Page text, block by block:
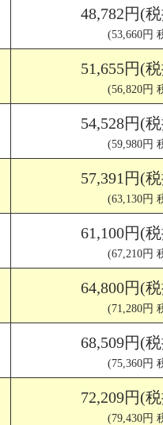
48,782円(
(53,660円
51,655円(
(56,820円
54,528円(
(59,980円
57,391円(
(63,130円
61,100円(
(67,210円
64,800円(
(71,280円
68,509円(
(75,360円
72,209円(
(79,430円